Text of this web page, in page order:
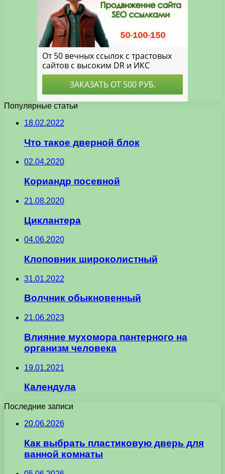
Популярные статьи
18.02.2022
Что такое дверной блок
02.04.2020
Кориандр посевной
21.08.2020
Циклантера
04.06.2020
Клоповник широколистный
31.01.2022
Волчник обыкновенный
21.06.2023
Влияние мухомора пантерного на
организм человека
19.01.2021
Календула
Последние записи
20.06.2026
Как выбрать пластиковую дверь для
ванной комнаты